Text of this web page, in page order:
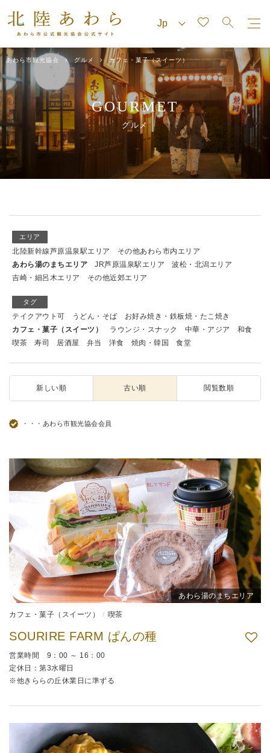
あわら市観光協会 グルメ カフェ・菓子（スイーツ）
GOURMET
グルメ
エリア
北陸新幹線芦原温泉駅エリア
その他あわら市内エリア
あわら湯のまちエリア
JR芦原温泉駅エリア
波松・北潟エリア
吉崎・細呂木エリア
その他近郊エリア
タグ
テイクアウト可 うどん・そば
お好み焼き・鉄板焼・たこ焼き
カフェ・菓子（スイーツ）
ラウンジ・スナック 中華・アジア
和食
喫茶
寿司 居酒屋 弁当 洋食 焼肉・韓国 食堂
新しい順 古い順 閲覧数順
・・・あわら市観光協会会員
あわら湯のまちエリア
カフェ・菓子（スイーツ） 喫茶
SOURIRE FARM ぱんの種
営業時間 9：00 ～ 16：00
定休日：第3水曜日
※他きららの丘休業日に準ずる